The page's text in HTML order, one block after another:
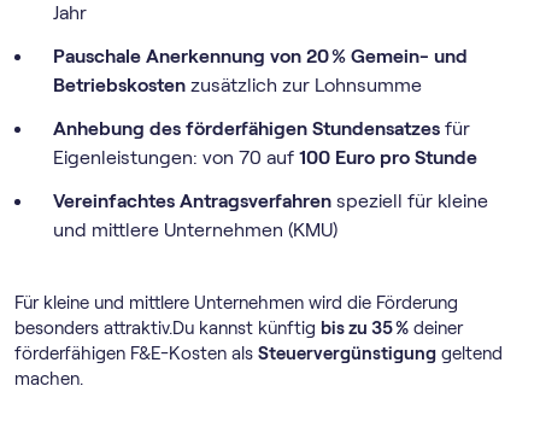
Jahr
Pauschale Anerkennung von 20 % Gemein- und
Betriebskosten zusätzlich zur Lohnsumme
Anhebung des förderfähigen Stundensatzes für
Eigenleistungen: von 70 auf 100 Euro pro Stunde
Vereinfachtes Antragsverfahren speziell für kleine
und mittlere Unternehmen (KMU)
Für kleine und mittlere Unternehmen wird die Förderung
besonders attraktiv.Du kannst künftig bis zu 35 % deiner
förderfähigen F&E-Kosten als Steuervergünstigung geltend
machen.